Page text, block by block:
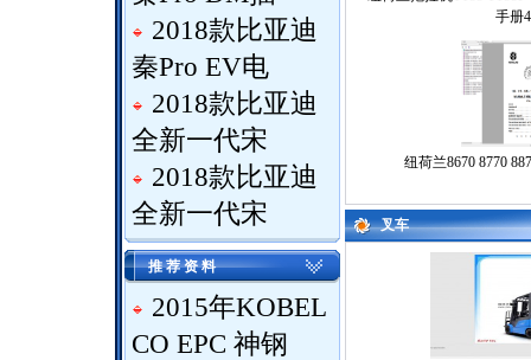
2018款比亚迪
秦Pro EV电
2018款比亚迪
全新一代宋
2018款比亚迪
全新一代宋
推 荐 资 料
2015年KOBEL
CO EPC 神钢
手册
纽荷兰8670 8770
叉车